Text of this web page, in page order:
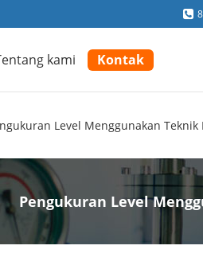
kami Kontak
Level Menggunakan Teknik
Pengukuran Level